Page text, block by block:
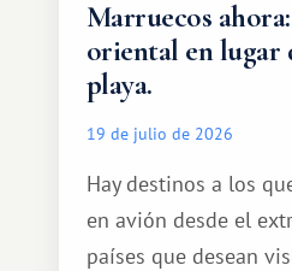
Marruecos
oriental en lugar
playa.
19 de julio de 2026
Hay destinos a los
en avión desde el
países que desean